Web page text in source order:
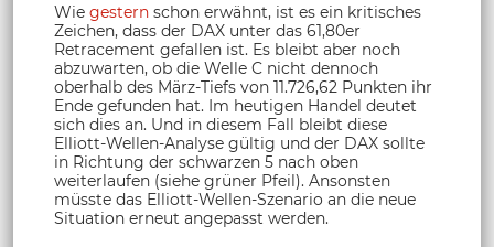
Wie gestern schon erwähnt, ist es ein kritisches
Zeichen, dass der DAX unter das 61,80er
Retracement gefallen ist. Es bleibt aber noch
abzuwarten, ob die Welle C nicht dennoch
oberhalb des März-Tiefs von 11.726,62 Punkten ihr
Ende gefunden hat. Im heutigen Handel deutet
sich dies an. Und in diesem Fall bleibt diese
Elliott-Wellen-Analyse gültig und der DAX sollte
in Richtung der schwarzen 5 nach oben
weiterlaufen (siehe grüner Pfeil). Ansonsten
müsste das Elliott-Wellen-Szenario an die neue
Situation erneut angepasst werden.